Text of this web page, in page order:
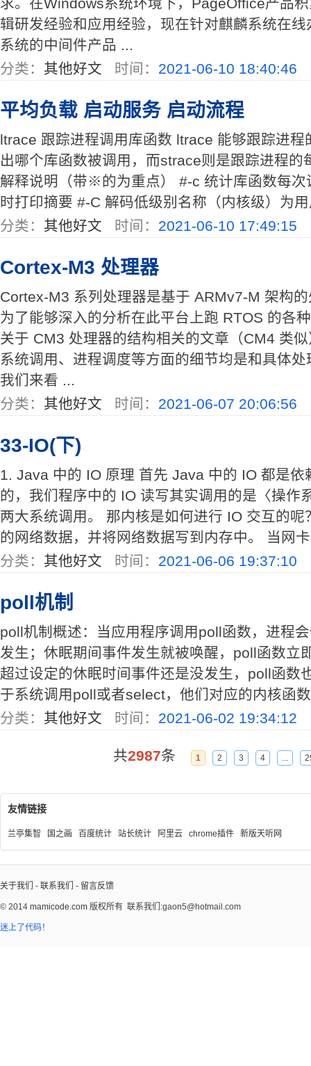
辑研发经验和应用经验，现在针对麒麟系统在
系统的中间件产品 ...
分类： 其他好文 时间： 2021-06-10 18:40:46
平均负载 启动服务 启动流程
ltrace 跟踪进程调用库函数 ltrace 能够跟踪进程
出哪个库函数被调用，而strace则是跟踪进程的
解释说明（带※的为重点） #-c 统计库函数每次
时打印摘要 #-C 解码低级别名称（内核级）为
分类： 其他好文 时间： 2021-06-10 17:49:15
Cortex-M3 处理器
Cortex-M3 系列处理器是基于 ARMv7-M 架构
为了能够深入的分析在此平台上跑 RTOS 的各
关于 CM3 处理器的结构相关的文章（CM4 类
系统调用、进程调度等方面的细节均是和具体
我们来看 ...
分类： 其他好文 时间： 2021-06-07 20:06:56
33-IO(下)
1. Java 中的 IO 原理 首先 Java 中的 IO 都是依
的，我们程序中的 IO 读写其实调用的是〈操作
两大系统调用。 那内核是如何进行 IO 交互的
的网络数据，并将网络数据写到内存中。 当网
分类： 其他好文 时间： 2021-06-06 19:37:10
poll机制
poll机制概述：当应用程序调用poll函数，进程
发生；休眠期间事件发生就被唤醒，poll函数立
超过设定的休眠时间事件还是没发生，poll函数
于系统调用poll或者select，他们对应的内核函
分类： 其他好文 时间： 2021-06-02 19:34:12
共2987条 1 2 3 4 ...
友情链接
兰亭集智 国之画 百度统计 站长统计 阿里云 chrome插件 新版天听网
关于我们 - 联系我们 - 留言反馈
© 2014 mamicode.com 版权所有 联系我们:gaon5@hotmail.com
迷上了代码！